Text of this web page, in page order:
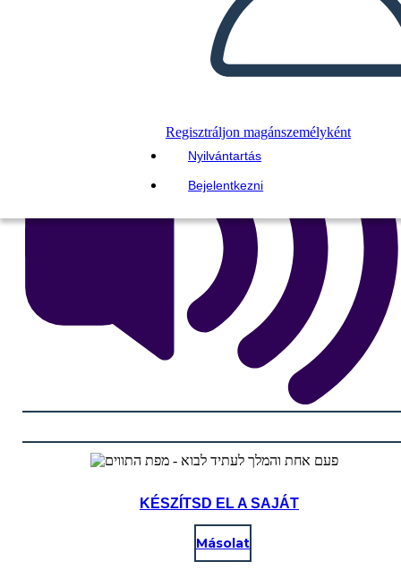
Regisztráljon magánszemélyként
Nyilvántartás
Bejelentkezni
DIAVETÍTÉS LEJÁTSZÁSA
OLVASS NEKEM
KÉSZÍTSD EL A SAJÁT
Másolat